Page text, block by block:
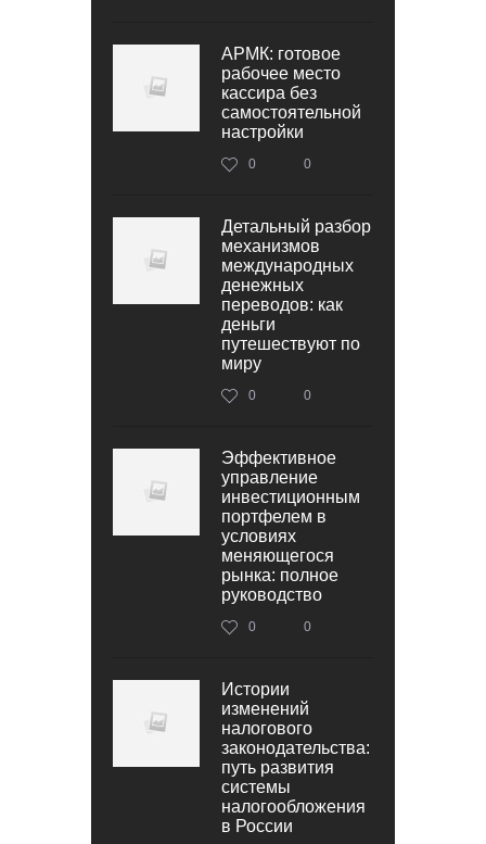
АРМК: готовое
рабочее место
кассира без
самостоятельной
настройки
0 0
Детальный разбор
механизмов
международных
денежных
переводов: как
деньги
путешествуют по
миру
0 0
Эффективное
управление
инвестиционным
портфелем в
условиях
меняющегося
рынка: полное
руководство
0 0
Истории
изменений
налогового
законодательства:
путь развития
системы
налогообложения
в России